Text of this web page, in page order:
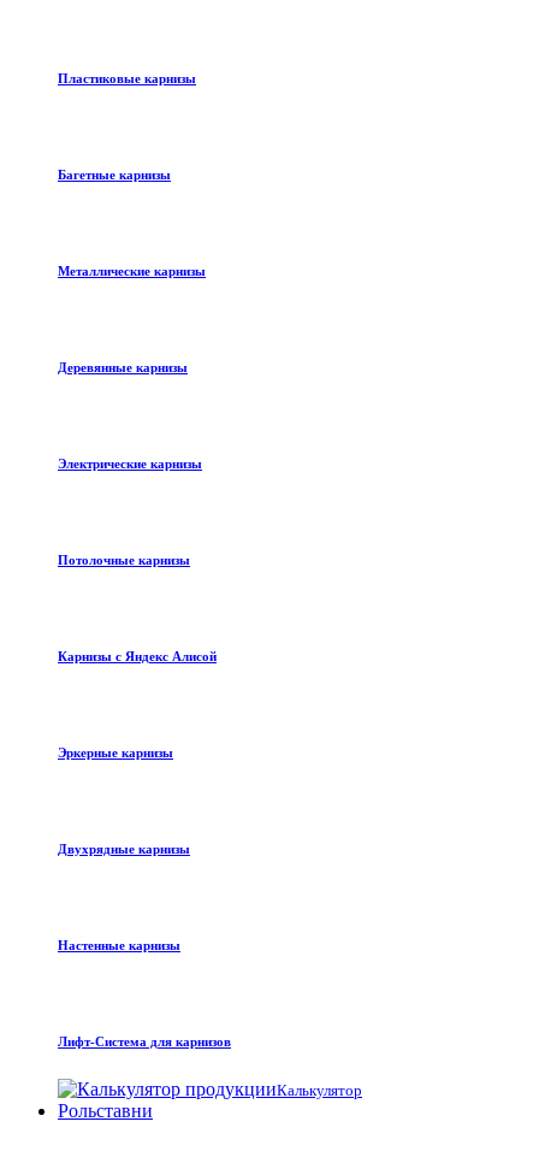
Пластиковые карнизы
Багетные карнизы
Металлические карнизы
Деревянные карнизы
Электрические карнизы
Потолочные карнизы
Карнизы с Яндекс Алисой
Эркерные карнизы
Двухрядные карнизы
Настенные карнизы
Лифт-Система для карнизов
Калькулятор
Рольставни